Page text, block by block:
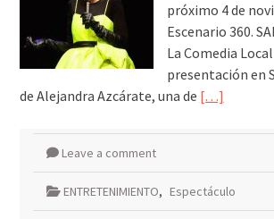
próximo 4 de
Escenario 360.
La Comedia
presentación en
de Alejandra Azcárate, una de […]
Leave a comment
ENTRETENIMIENTO, Espectáculo